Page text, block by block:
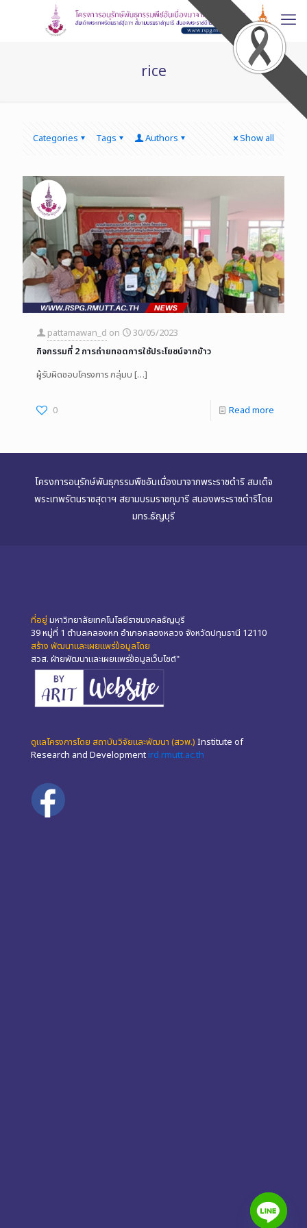
rice
Categories Tags Authors Show all
pattamawan_d on
30/05/2023
กิจกรรมที่ 2 การถ่ายทอดการใช้ประโยชน์จากข้าว
ผู้รับผิดชอบโครงการ กลุ่มบ […]
0 Read more
โครงการอนุรักษ์พันธุกรรมพืชอันเนื่องมาจากพระราชดำริ สมเด็จ
พระเทพรัตนราชสุดาฯ สยามบรมราชกุมารี สนองพระราชดำริโดย
มทร.ธัญบุรี
ที่อยู่ มหาวิทยาลัยเทคโนโลยีราชมงคลธัญบุรี
39 หมู่ที่ 1 ตำบลคลองหก อำเภอคลองหลวง จังหวัดปทุมธานี 12110
สร้าง พัฒนาและเผยแพร่ข้อมูลโดย
สวส. ฝ่ายพัฒนาและเผยแพร่ข้อมูลเว็บไซต์"
ดูแลโครงการโดย สถาบันวิจัยและพัฒนา (สวพ.) Institute of
Research and Development ird.rmutt.ac.th